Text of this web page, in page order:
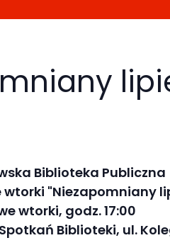
Biblioteka Publiczna
wtorki "Niezapomniany
wtorki, godz. 17:00
Biblioteki, ul.